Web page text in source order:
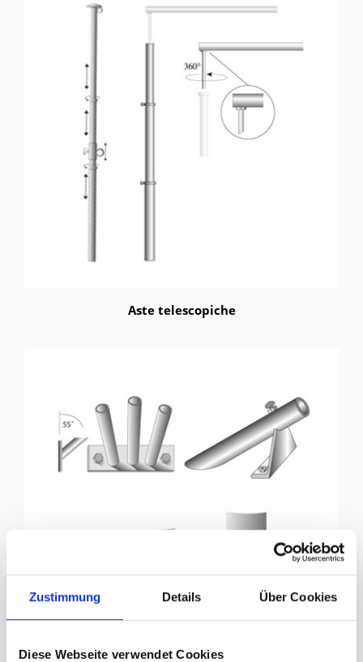
Zustimmung Details Über Cookies
Diese Webseite verwendet Cookies
Aste telescopiche